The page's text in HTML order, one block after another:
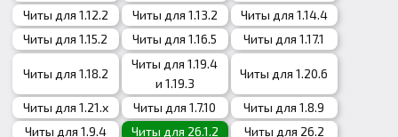
Читы для 1.12.2
Читы для 1.13.2
Читы для 1.14.4
Читы для 1.15.2
Читы для 1.16.5 Читы для 1.17.1
Читы для 1.18.2
Читы для 1.19.4
и 1.19.3
Читы для 1.20.6
Читы для 1.21.x Читы для 1.7.10
Читы для 1.8.9
Читы для 1.9.4
Читы для 26.1.2 Читы для 26.2